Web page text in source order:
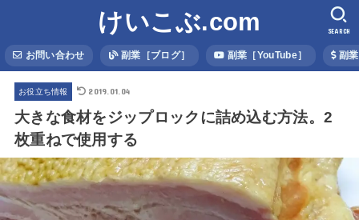
けいこぶ.com
お問い合わせ 副業［ブログ］ 副業［YouTube］ 副業
SEARCH
お役立ち情報 2019.01.04
大きな食材をジップロックに詰め込む方法。2
枚重ねで使用する